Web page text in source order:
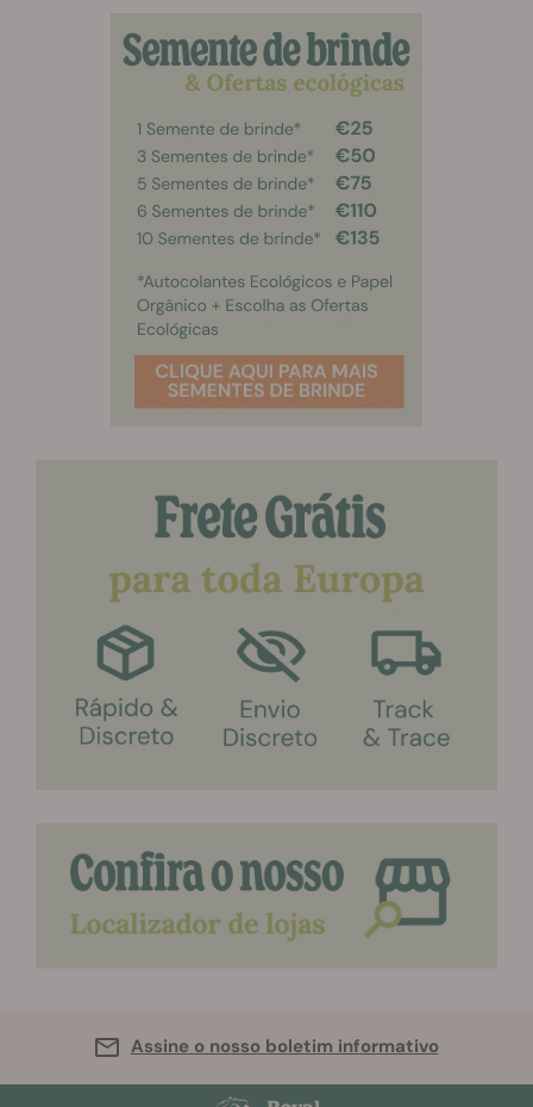
Assine o nosso boletim informativo